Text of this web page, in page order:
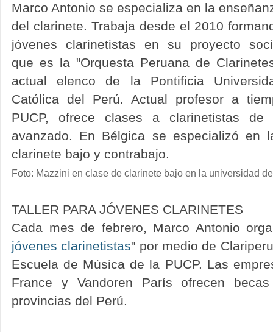
Marco Antonio se especializa en la
del clarinete. Trabaja desde el 2010
jóvenes clarinetistas en su proyecto
que es la "Orquesta Peruana de
actual elenco de la Pontificia
Católica del Perú. Actual profesor a
PUCP, ofrece clases a clarinetistas
avanzado. En Bélgica se especializó en
clarinete bajo y contrabajo.
Foto: Mazzini en clase de clarinete bajo en la universidad
TALLER PARA JÓVENES CLARINETES
Cada mes de febrero, Marco Antonio
jóvenes clarinetistas" por medio de
Escuela de Música de la PUCP. Las
France y Vandoren París ofrecen
provincias del Perú.